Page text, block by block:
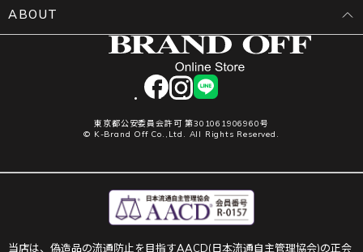
facebookinstagram
LINE
東京都公安委員会許可 第301061906960号
© K-Brand Off Co.,Ltd. All Rights Reserved.
ABOUT
当店は、偽造品の流通防止を目指すAACD(日本流通自主管理協会)の正会